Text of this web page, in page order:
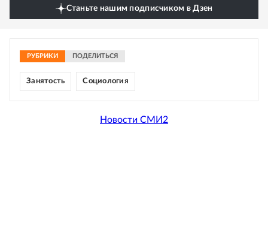
Станьте нашим подписчиком в Дзен
РУБРИКИ ПОДЕЛИТЬСЯ
Занятость Социология
Новости СМИ2